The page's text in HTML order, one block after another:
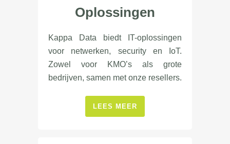
Oplossingen
Kappa Data biedt IT-oplossingen
voor netwerken, security en IoT.
Zowel voor KMO’s als grote
bedrijven, samen met onze resellers.
LEES MEER